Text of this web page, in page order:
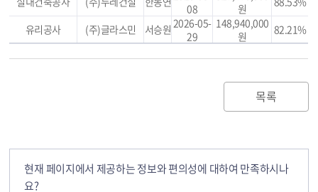
08
원
유리공사
(주)글라스민 서승원 2026-05-
29
148,940,000
원
82.21%
목록
현재 페이지에서 제공하는 정보와 편의성에 대하여 만족하시나
요?